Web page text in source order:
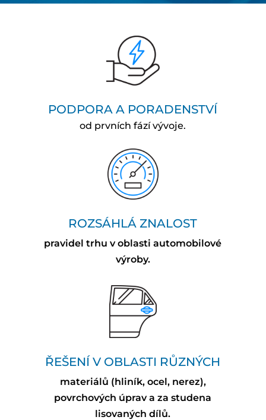
PODPORA A PORADENSTVÍ
od prvních fází vývoje.
ROZSÁHLÁ ZNALOST
pravidel trhu v oblasti automobilové
výroby.
ŘEŠENÍ V OBLASTI RŮZNÝCH
materiálů (hliník, ocel, nerez),
povrchových úprav a za studena
lisovaných dílů.